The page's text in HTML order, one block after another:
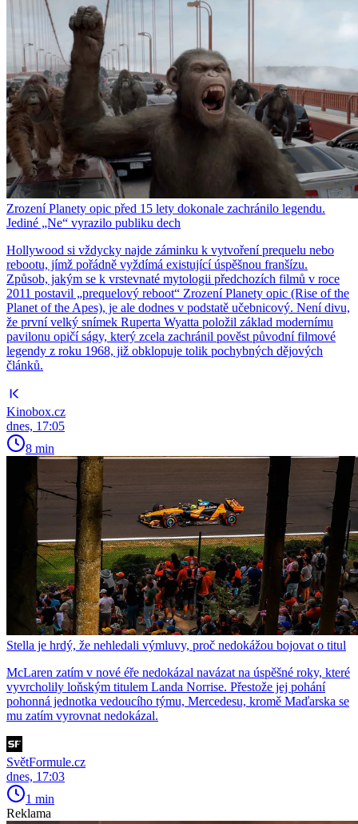
Zrození Planety opic před 15 lety dokonale zachránilo legendu.
Jediné „Ne“ vyrazilo publiku dech
Hollywood si vždycky najde záminku k vytvoření prequelu nebo
rebootu, jímž pořádně vyždímá existující úspěšnou franšízu.
Způsob, jakým se k vrstevnaté mytologii předchozích filmů v roce
2011 postavil „prequelový reboot“ Zrození Planety opic (Rise of the
Planet of the Apes), je ale dodnes v podstatě učebnicový. Není divu,
že první velký snímek Ruperta Wyatta položil základ modernímu
pavilonu opičí ságy, který zcela zachránil pověst původní filmové
legendy z roku 1968, již obklopuje tolik pochybných dějových
článků.
Kinobox.cz
dnes, 17:05
8 min
Stella je hrdý, že nehledali výmluvy, proč nedokážou bojovat o titul
McLaren zatím v nové éře nedokázal navázat na úspěšné roky, které
vyvrcholily loňským titulem Landa Norrise. Přestože jej pohání
pohonná jednotka vedoucího týmu, Mercedesu, kromě Maďarska se
mu zatím vyrovnat nedokázal.
SvětFormule.cz
dnes, 17:03
1 min
Reklama